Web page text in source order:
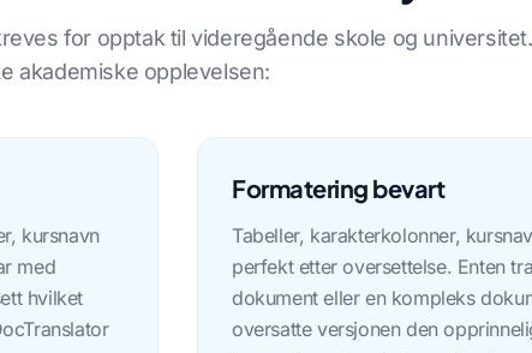
for opptak til videregående skole og
akademiske opplevelsen:
kursnavn
med
hvilket
Formatering bevart
Tabeller, karakterkolonner,
perfekt etter oversettelse. Enten
dokument eller en kompleks
oversatte versjonen den